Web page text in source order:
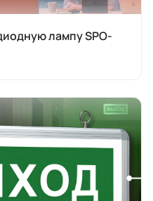
лампу SPO-